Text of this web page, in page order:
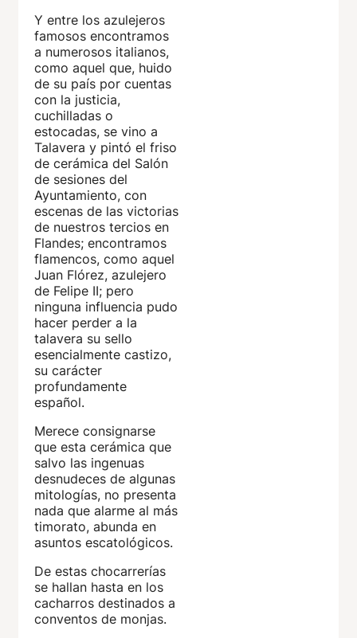
Y entre los azulejeros
famosos encontramos
a numerosos italianos,
como aquel que, huido
de su país por cuentas
con la justicia,
cuchilladas o
estocadas, se vino a
Talavera y pintó el friso
de cerámica del Salón
de sesiones del
Ayuntamiento, con
escenas de las victorias
de nuestros tercios en
Flandes; encontramos
flamencos, como aquel
Juan Flórez, azulejero
de Felipe II; pero
ninguna influencia pudo
hacer perder a la
talavera su sello
esencialmente castizo,
su carácter
profundamente
español.
Merece consignarse
que esta cerámica que
salvo las ingenuas
desnudeces de algunas
mitologías, no presenta
nada que alarme al más
timorato, abunda en
asuntos escatológicos.
De estas chocarrerías
se hallan hasta en los
cacharros destinados a
conventos de monjas.